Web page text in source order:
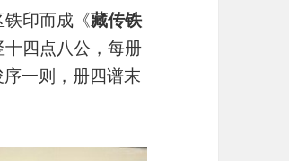
印而成《藏传铁
四点八公，每册
一则，册四谱末